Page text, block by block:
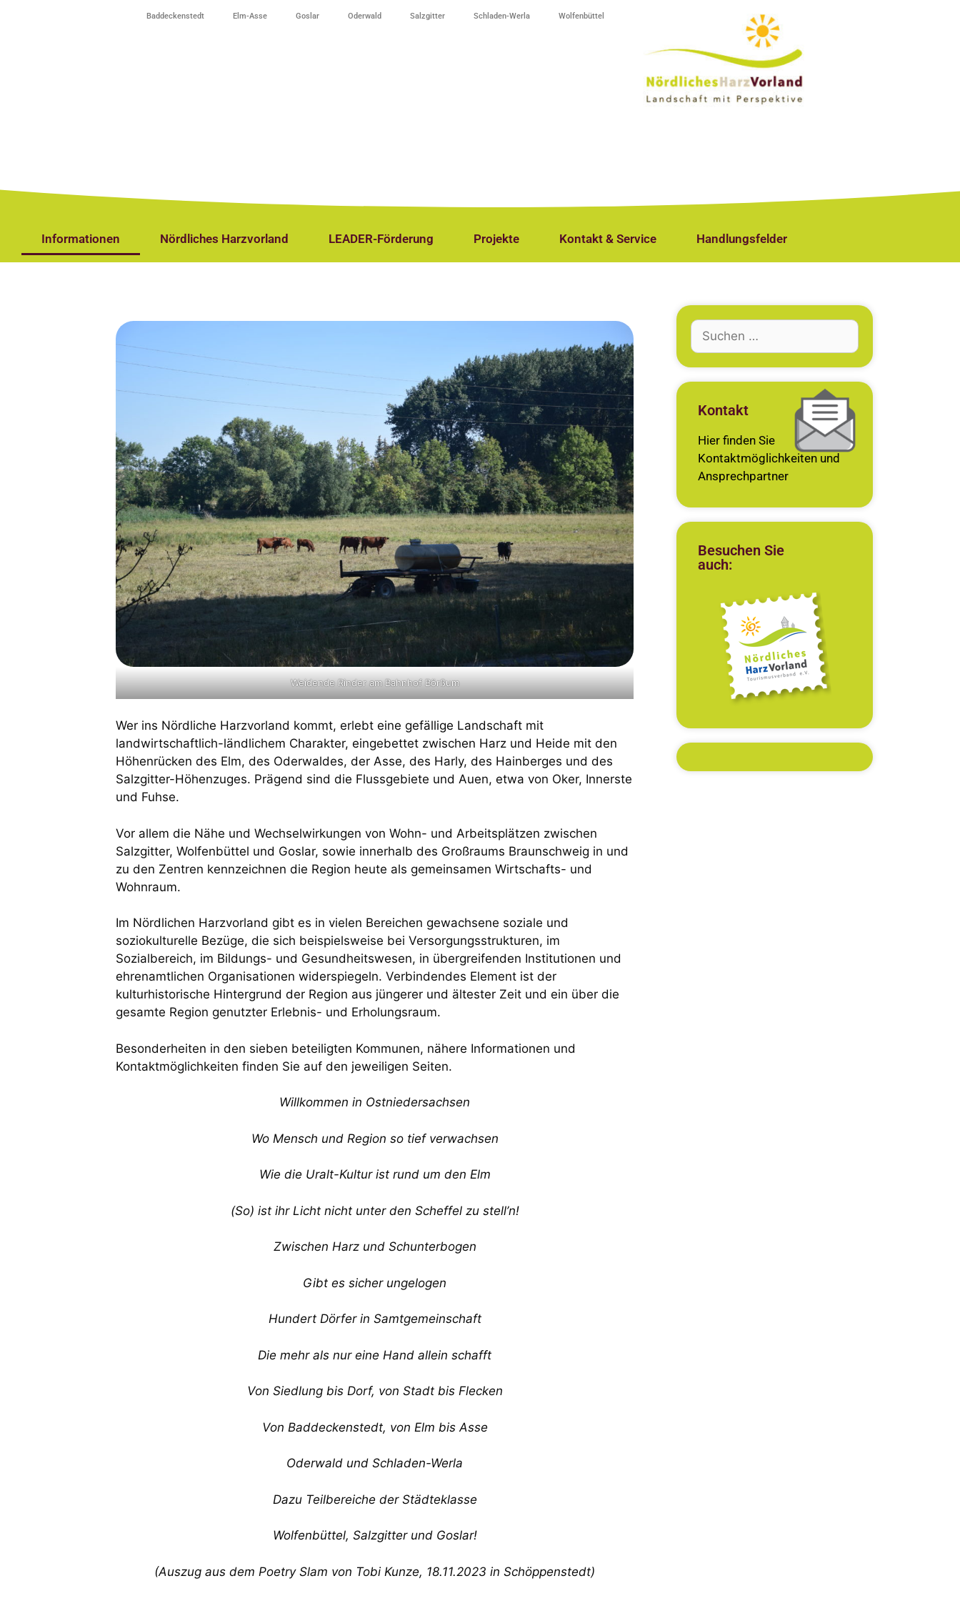
Baddeckenstedt Elm-Asse Goslar Oderwald Salzgitter Schladen-Werla Wolfenbüttel
Informationen Nördliches Harzvorland LEADER-Förderung Projekte Kontakt & Service Handlungsfelder
Weidende Rinder am Bahnhof Börßum
Wer ins Nördliche Harzvorland kommt, erlebt eine gefällige Landschaft mit
landwirtschaftlich-ländlichem Charakter, eingebettet zwischen Harz und Heide mit den
Höhenrücken des Elm, des Oderwaldes, der Asse, des Harly, des Hainberges und des
Salzgitter-Höhenzuges. Prägend sind die Flussgebiete und Auen, etwa von Oker, Innerste
und Fuhse.
Vor allem die Nähe und Wechselwirkungen von Wohn- und Arbeitsplätzen zwischen
Salzgitter, Wolfenbüttel und Goslar, sowie innerhalb des Großraums Braunschweig in und
zu den Zentren kennzeichnen die Region heute als gemeinsamen Wirtschafts- und
Wohnraum.
Im Nördlichen Harzvorland gibt es in vielen Bereichen gewachsene soziale und
soziokulturelle Bezüge, die sich beispielsweise bei Versorgungsstrukturen, im
Sozialbereich, im Bildungs- und Gesundheitswesen, in übergreifenden Institutionen und
ehrenamtlichen Organisationen widerspiegeln. Verbindendes Element ist der
kulturhistorische Hintergrund der Region aus jüngerer und ältester Zeit und ein über die
gesamte Region genutzter Erlebnis- und Erholungsraum.
Besonderheiten in den sieben beteiligten Kommunen, nähere Informationen und
Kontaktmöglichkeiten finden Sie auf den jeweiligen Seiten.
Willkommen in Ostniedersachsen
Wo Mensch und Region so tief verwachsen
Wie die Uralt-Kultur ist rund um den Elm
(So) ist ihr Licht nicht unter den Scheffel zu stell’n!
Zwischen Harz und Schunterbogen
Gibt es sicher ungelogen
Hundert Dörfer in Samtgemeinschaft
Die mehr als nur eine Hand allein schafft
Von Siedlung bis Dorf, von Stadt bis Flecken
Von Baddeckenstedt, von Elm bis Asse
Oderwald und Schladen-Werla
Dazu Teilbereiche der Städteklasse
Wolfenbüttel, Salzgitter und Goslar!
(Auszug aus dem Poetry Slam von Tobi Kunze, 18.11.2023 in Schöppenstedt)
Kontakt
Hier finden Sie
Kontaktmöglichkeiten und
Ansprechpartner
Besuchen Sie
auch: